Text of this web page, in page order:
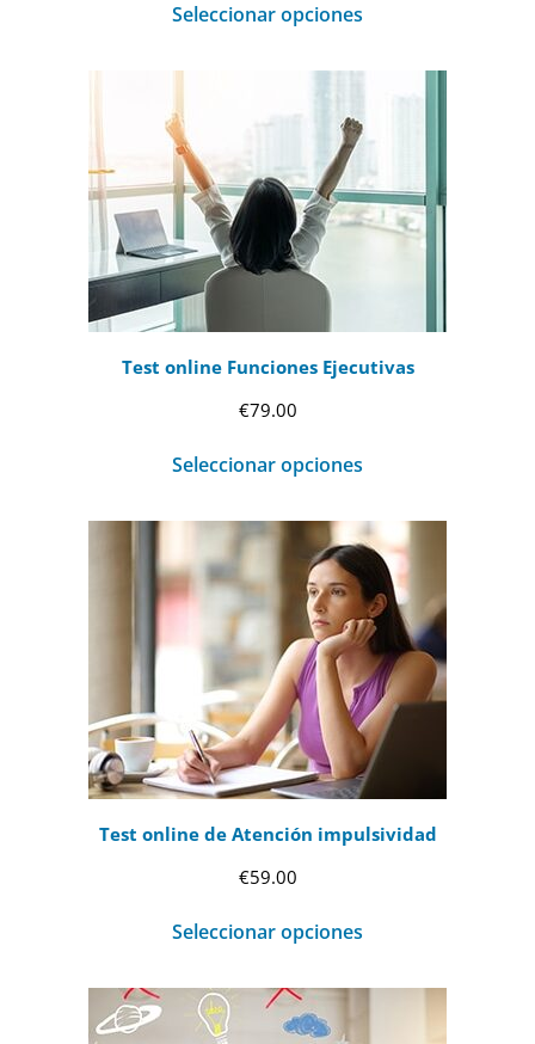
Seleccionar opciones
Test online Funciones Ejecutivas
€79.00
Seleccionar opciones
Test online de Atención impulsividad
€59.00
Seleccionar opciones